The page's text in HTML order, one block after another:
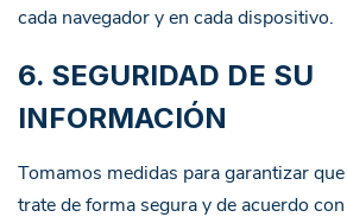
cada navegador y en cada dispositivo.
6. SEGURIDAD DE SU
INFORMACIÓN
Tomamos medidas para garantizar
trate de forma segura y de acuerdo